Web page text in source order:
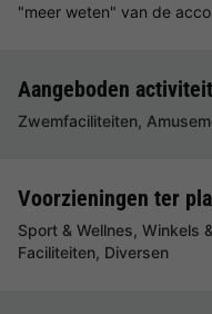
"meer weten" van de
Aangeboden
Zwemfaciliteiten,
Voorzieningen ter
Sport & Wellnes, Winkels
Faciliteiten, Diversen